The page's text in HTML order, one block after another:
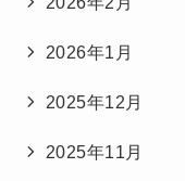
2026年1月
2025年12月
2025年11月